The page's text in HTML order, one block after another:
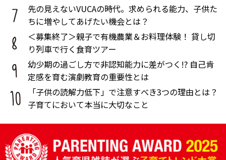
先の見えないVUCAの時代。求められる能力、子供た
ちに増やしてあげたい機会とは？
＜募集終了＞親子で有機農業＆お料理体験！ 貸し切
り列車で行く食育ツアー
幼少期の過ごし方で非認知能力に差がつく!? 自己肯
定感を育む演劇教育の重要性とは
「子供の読解力低下」で注意すべき3つの理由とは？
子育てにおいて本当に大切なこと